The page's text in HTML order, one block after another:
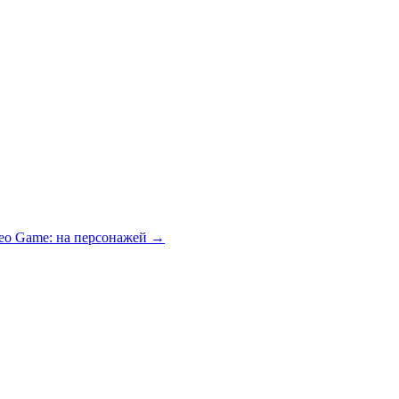
Game: на персонажей →